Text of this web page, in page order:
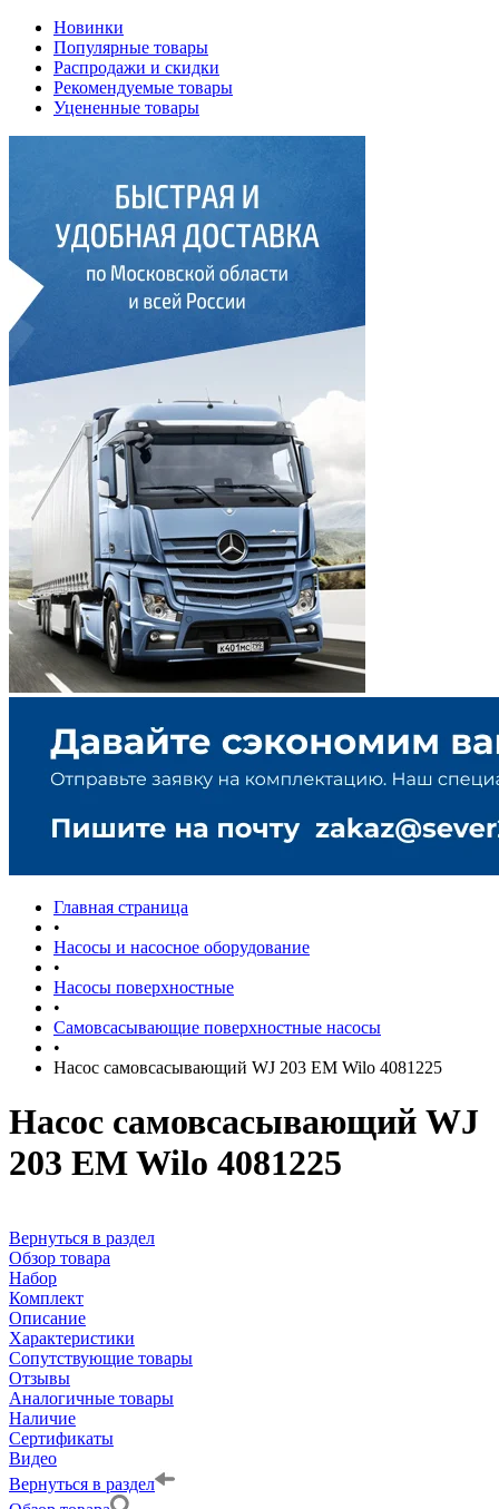
Новинки
Популярные товары
Распродажи и скидки
Рекомендуемые товары
Уцененные товары
Главная страница
•
Насосы и насосное оборудование
•
Насосы поверхностные
•
Самовсасывающие поверхностные насосы
•
Насос самовсасывающий WJ 203 EM Wilo 4081225
Насос самовсасывающий WJ
203 EM Wilo 4081225
Вернуться в раздел
Обзор товара
Набор
Комплект
Описание
Характеристики
Сопутствующие товары
Отзывы
Аналогичные товары
Наличие
Сертификаты
Видео
Вернуться в раздел